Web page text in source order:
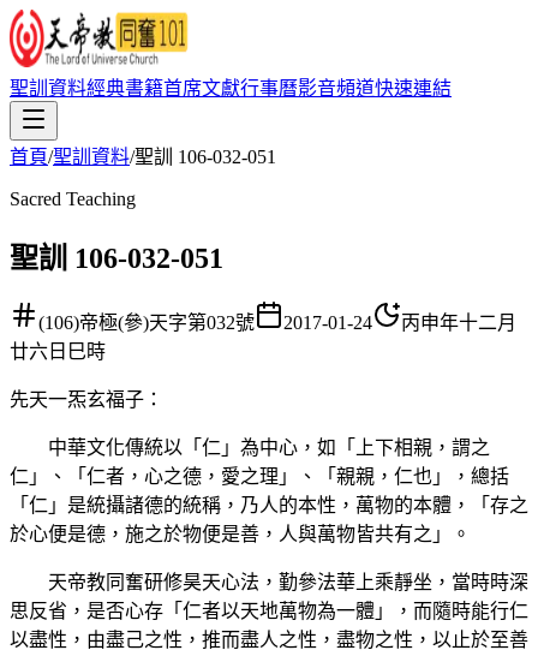
聖訓資料經典書籍首席文獻行事曆影音頻道快速連結
首頁/聖訓資料/聖訓 106-032-051
Sacred Teaching
聖訓 106-032-051
(106)帝極(參)天字第032號 2017-01-24
丙申年十二月
廿六日巳時
先天一炁玄福子 ：
中華文化傳統以「仁」為中心，如「上下相親，謂之
仁」、「仁者，心之德，愛之理」、「親親，仁也」，總括
「仁」是統攝諸德的統稱，乃人的本性，萬物的本體，「存之
於心便是德，施之於物便是善，人與萬物皆共有之」。
天帝教同奮研修昊天心法，勤參法華上乘靜坐，當時時深
思反省，是否心存「仁者以天地萬物為一體」，而隨時能行仁
以盡性，由盡己之性，推而盡人之性，盡物之性，以止於至善